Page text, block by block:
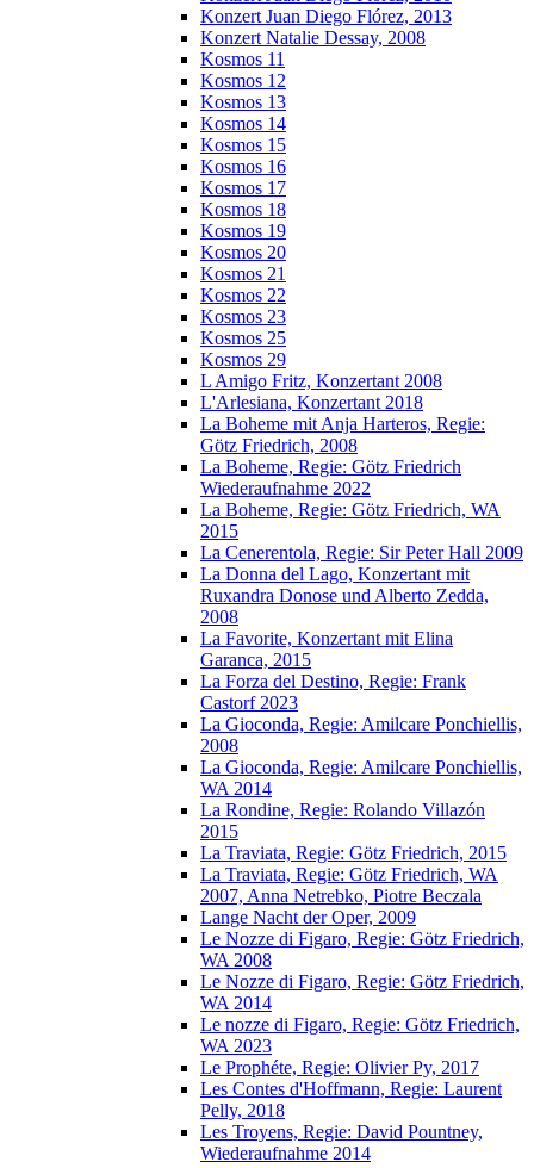
Konzert Juan Diego Flórez, 2013
Konzert Natalie Dessay, 2008
Kosmos 11
Kosmos 12
Kosmos 13
Kosmos 14
Kosmos 15
Kosmos 16
Kosmos 17
Kosmos 18
Kosmos 19
Kosmos 20
Kosmos 21
Kosmos 22
Kosmos 23
Kosmos 25
Kosmos 29
L Amigo Fritz, Konzertant 2008
L'Arlesiana, Konzertant 2018
La Boheme mit Anja Harteros, Regie:
Götz Friedrich, 2008
La Boheme, Regie: Götz Friedrich
Wiederaufnahme 2022
La Boheme, Regie: Götz Friedrich, WA
2015
La Cenerentola, Regie: Sir Peter Hall 2009
La Donna del Lago, Konzertant mit
Ruxandra Donose und Alberto Zedda,
2008
La Favorite, Konzertant mit Elina
Garanca, 2015
La Forza del Destino, Regie: Frank
Castorf 2023
La Gioconda, Regie: Amilcare Ponchiellis,
2008
La Gioconda, Regie: Amilcare Ponchiellis,
WA 2014
La Rondine, Regie: Rolando Villazón
2015
La Traviata, Regie: Götz Friedrich, 2015
La Traviata, Regie: Götz Friedrich, WA
2007, Anna Netrebko, Piotre Beczala
Lange Nacht der Oper, 2009
Le Nozze di Figaro, Regie: Götz Friedrich,
WA 2008
Le Nozze di Figaro, Regie: Götz Friedrich,
WA 2014
Le nozze di Figaro, Regie: Götz Friedrich,
WA 2023
Le Prophéte, Regie: Olivier Py, 2017
Les Contes d'Hoffmann, Regie: Laurent
Pelly, 2018
Les Troyens, Regie: David Pountney,
Wiederaufnahme 2014